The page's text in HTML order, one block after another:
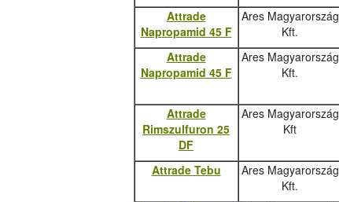
Attrade
Napropamid 45 F
Ares Magyarország
Kft.
Attrade
Napropamid 45 F
Ares Magyarország
Kft.
Attrade
Rimszulfuron 25
DF
Ares Magyarország
Kft
Attrade Tebu
Ares Magyarország
Kft.